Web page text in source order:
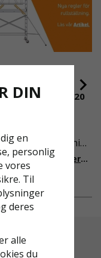
& EN1004:2020
för rullställning
slappare än de
i skrivande stund,
kommer det bli
på. Från och med
nya
gällande
med s
Läs mer om de nya reglerna!
DIN
en
personlig
vores
Til
deres
alle
du